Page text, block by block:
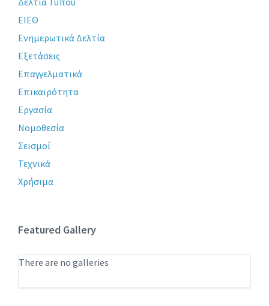
ΕΙΕΘ
Ενημερωτικά Δελτία
Εξετάσεις
Επαγγελματικά
Επικαιρότητα
Εργασία
Νομοθεσία
Σεισμοί
Τεχνικά
Χρήσιμα
Featured Gallery
There are no galleries